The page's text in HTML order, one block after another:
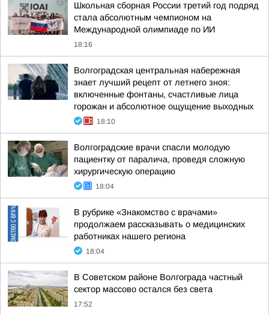
Школьная сборная России третий год подряд
стала абсолютным чемпионом на
Международной олимпиаде по ИИ
18:16
Волгоградская центральная набережная
знает лучший рецепт от летнего зноя:
включенные фонтаны, счастливые лица
горожан и абсолютное ощущение выходных
18:10
Волгоградские врачи спасли молодую
пациентку от паралича, проведя сложную
хирургическую операцию
18:04
В рубрике «Знакомство с врачами»
продолжаем рассказывать о медицинских
работниках нашего региона
18:04
В Советском районе Волгограда частный
сектор массово остался без света
17:52